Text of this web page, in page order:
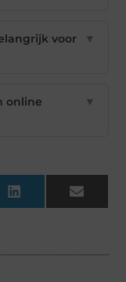
voor
▼
online
▼
LinkedIn Email